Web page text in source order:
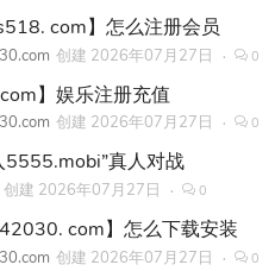
com】怎么注册会员
创建 2026年07月27日 0
】娱乐注册充值
创建 2026年07月27日 0
5555.mobi”真人对战
创建 2026年07月27日 0
com】怎么下载安装
创建 2026年07月27日 0